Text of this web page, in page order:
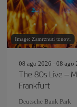
Image: Zamrznuti tonovi
08 ago 2026 - 08 ago
The 80s Live –
Frankfurt
Deutsche Bank Park